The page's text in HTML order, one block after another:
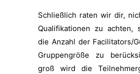
Schließlich raten wir dir,
Qualifikationen zu achten,
die Anzahl der Facilitators/
Gruppengröße zu
groß wird die